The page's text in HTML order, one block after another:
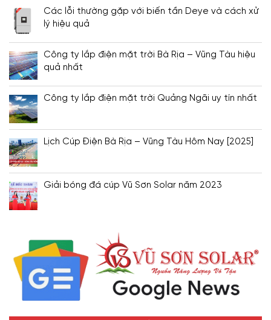
Các lỗi thường gặp với biến tần Deye và cách xử
lý hiệu quả
Công ty lắp điện mặt trời Bà Rịa – Vũng Tàu hiệu
quả nhất
Công ty lắp điện mặt trời Quảng Ngãi uy tín nhất
Lịch Cúp Điện Bà Rịa – Vũng Tàu Hôm Nay [2025]
Giải bóng đá cúp Vũ Sơn Solar năm 2023